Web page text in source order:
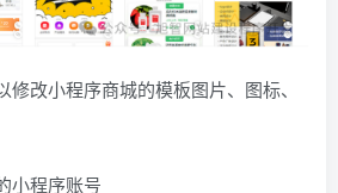
改小程序商城的模板图片、图标、
小程序账号